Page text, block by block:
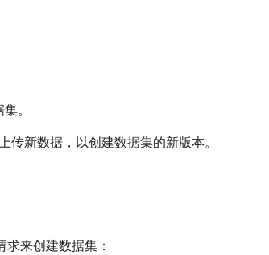
。
传新数据，以创建数据集的新版本。
求来创建数据集：